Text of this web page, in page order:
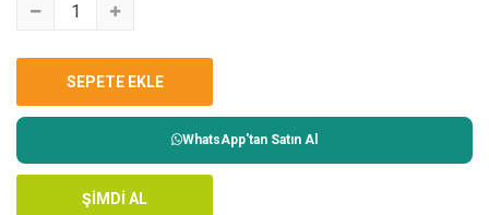
WhatsApp'tan Satın Al